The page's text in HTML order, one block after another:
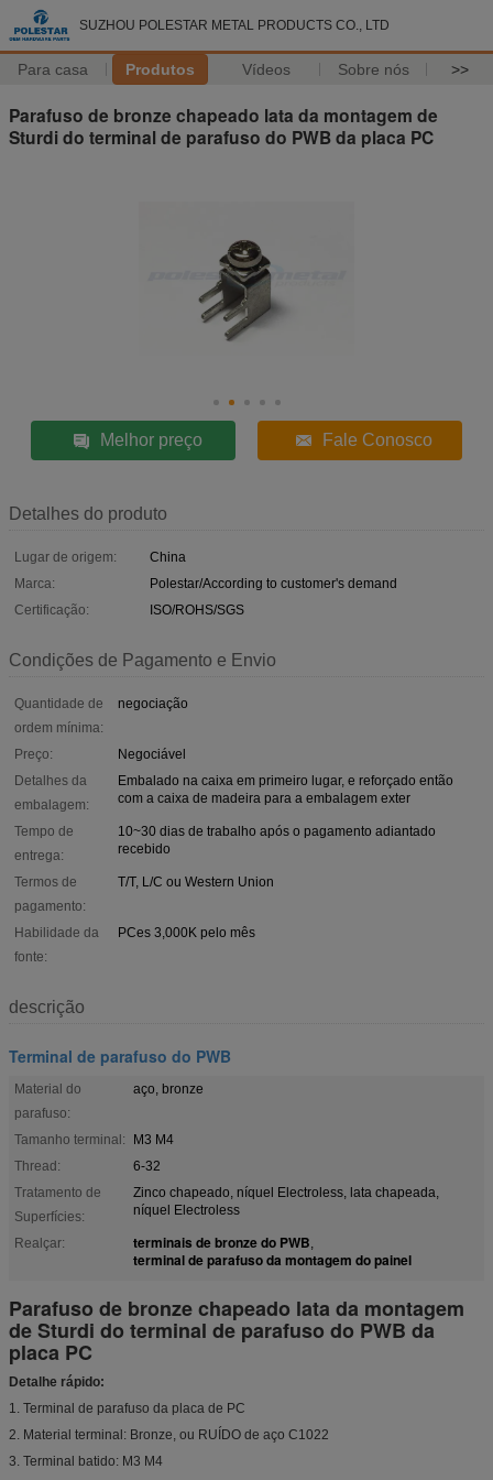
SUZHOU POLESTAR METAL PRODUCTS CO., LTD
Para casa Produtos Vídeos Sobre nós >>
Parafuso de bronze chapeado lata da montagem de
Sturdi do terminal de parafuso do PWB da placa PC
Melhor preço Fale Conosco
Detalhes do produto
Lugar de origem:
China
Marca:
Polestar/According to customer's demand
Certificação:
ISO/ROHS/SGS
Condições de Pagamento e Envio
Quantidade de
ordem mínima:
negociação
Preço:
Negociável
Detalhes da
embalagem:
Embalado na caixa em primeiro lugar, e reforçado então
com a caixa de madeira para a embalagem exter
Tempo de
entrega:
10~30 dias de trabalho após o pagamento adiantado
recebido
Termos de
pagamento:
T/T, L/C ou Western Union
Habilidade da
fonte:
PCes 3,000K pelo mês
descrição
Terminal de parafuso do PWB
Material do
parafuso:
aço, bronze
Tamanho terminal:
M3 M4
Thread:
6-32
Tratamento de
Superfícies:
Zinco chapeado, níquel Electroless, lata chapeada,
níquel Electroless
Realçar: terminais de bronze do PWB,
terminal de parafuso da montagem do painel
Parafuso de bronze chapeado lata da montagem
de Sturdi do terminal de parafuso do PWB da
placa PC
Detalhe rápido:
1. Terminal de parafuso da placa de PC
2. Material terminal: Bronze, ou RUÍDO de aço C1022
3. Terminal batido: M3 M4